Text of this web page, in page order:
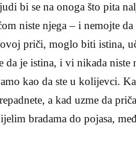
bi se na onoga što pita
niste njega – i nemojte
priči, moglo biti istina,
je istina, i vi nikada
kao da ste u kolijevci.
a kad uzme da
bradama do pojasa,